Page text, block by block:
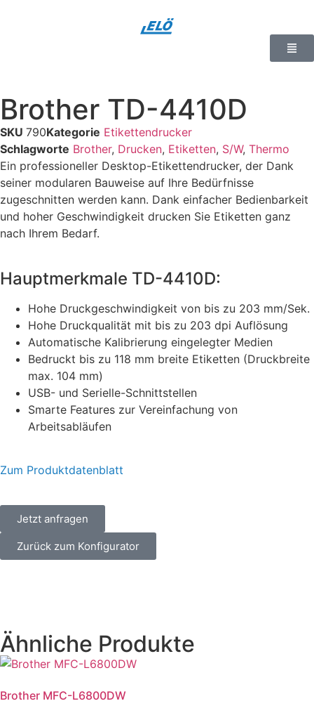
Brother TD-4410D
SKU 790Kategorie Etikettendrucker
Schlagworte Brother, Drucken, Etiketten, S/W, Thermo
Ein professioneller Desktop-Etikettendrucker, der Dank
seiner modularen Bauweise auf Ihre Bedürfnisse
zugeschnitten werden kann. Dank einfacher Bedienbarkeit
und hoher Geschwindigkeit drucken Sie Etiketten ganz
nach Ihrem Bedarf.
Hauptmerkmale TD-4410D:
Hohe Druckgeschwindigkeit von bis zu 203 mm/Sek.
Hohe Druckqualität mit bis zu 203 dpi Auflösung
Automatische Kalibrierung eingelegter Medien
Bedruckt bis zu 118 mm breite Etiketten (Druckbreite
max. 104 mm)
USB- und Serielle-Schnittstellen
Smarte Features zur Vereinfachung von
Arbeitsabläufen
Zum Produktdatenblatt
Jetzt anfragen
Zurück zum Konfigurator
Ähnliche Produkte
Brother MFC-L6800DW